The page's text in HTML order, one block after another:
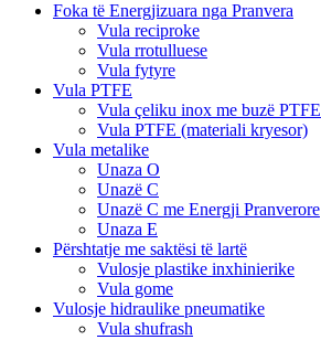
Foka të Energjizuara nga Pranvera
Vula reciproke
Vula rrotulluese
Vula fytyre
Vula PTFE
Vula çeliku inox me buzë PTFE
Vula PTFE (materiali kryesor)
Vula metalike
Unaza O
Unazë C
Unazë C me Energji Pranverore
Unaza E
Përshtatje me saktësi të lartë
Vulosje plastike inxhinierike
Vula gome
Vulosje hidraulike pneumatike
Vula shufrash